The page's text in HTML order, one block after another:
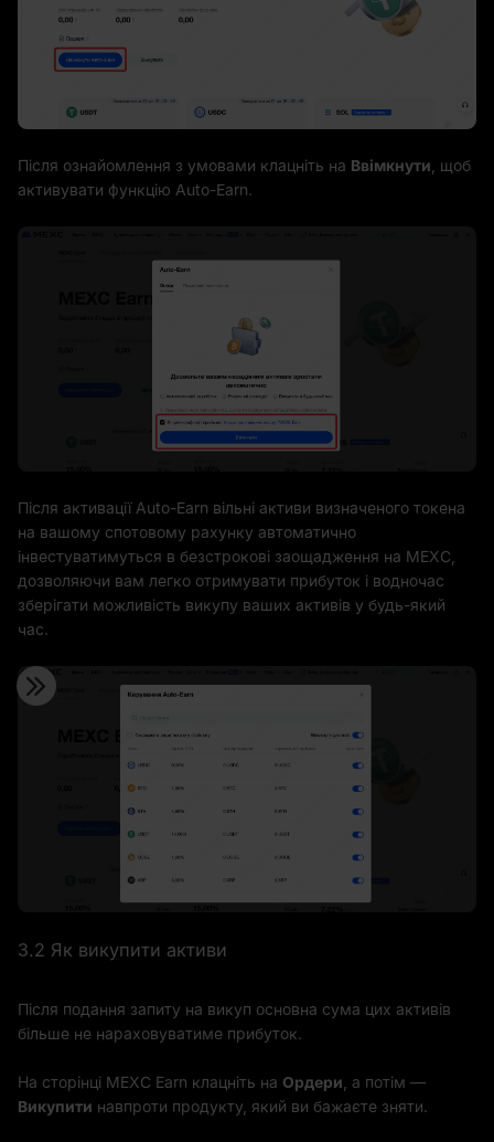
Після ознайомлення з умовами клацніть на Ввімкнути , щоб
активувати функцію Auto-Earn.
Після активації Auto-Earn вільні активи визначеного токена
на вашому спотовому рахунку автоматично
інвестуватимуться в безстрокові заощадження на MEXC,
дозволяючи вам легко отримувати прибуток і водночас
зберігати можливість викупу ваших активів у будь-який
час.
3.2 Як викупити активи
Після подання запиту на викуп основна сума цих активів
більше не нараховуватиме прибуток.
На сторінці MEXC Earn клацніть на Ордери , а потім —
Викупити навпроти продукту, який ви бажаєте зняти.